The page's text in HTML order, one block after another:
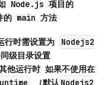
Node.js 项目的
main 方法
行时需设置为
Nodejs2
级目录设置
他运行时 如果不使用在
（默认 Nodejs2